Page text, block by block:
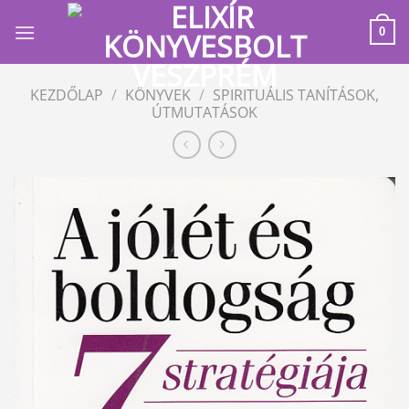
0
KEZDŐLAP / KÖNYVEK / SPIRITUÁLIS TANÍTÁSOK,
ÚTMUTATÁSOK